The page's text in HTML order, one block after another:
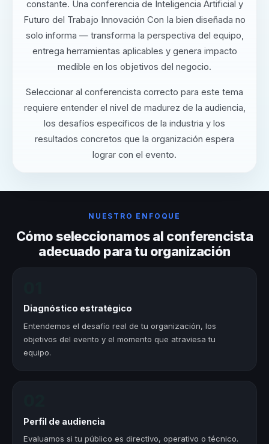
constante. Una conferencia de Inteligencia Artificial y
Futuro del Trabajo Innovación Con Ia bien diseñada no
solo informa — transforma la perspectiva del equipo,
entrega herramientas aplicables y genera impacto
medible en los objetivos del negocio.
Seleccionar al conferencista correcto para este tema
requiere entender el nivel de madurez de la audiencia,
los desafíos específicos de la industria y los
resultados concretos que la organización espera
lograr con el evento.
NUESTRO ENFOQUE
Cómo seleccionamos al conferencista
adecuado para tu organización
Diagnóstico estratégico
Entendemos el desafío real de tu organización, los
objetivos del evento y el momento que atraviesa tu
equipo.
Perfil de audiencia
Evaluamos si tu público es directivo, operativo o técnico.